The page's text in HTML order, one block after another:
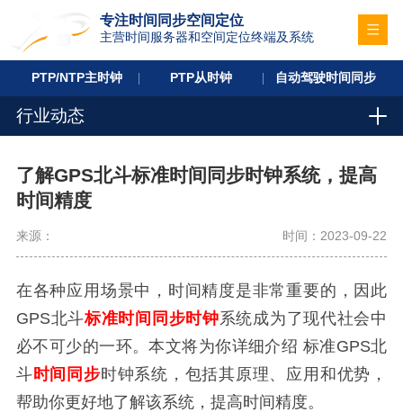
专注时间同步空间定位
主营时间服务器和空间定位终端及系统
PTP/NTP主时钟 PTP从时钟 自动驾驶时间同步
行业动态
了解GPS北斗标准时间同步时钟系统，提高
时间精度
来源： 时间：2023-09-22
在各种应用场景中，时间精度是非常重要的，因此
GPS北斗标准时间同步时钟系统成为了现代社会中
必不可少的一环。本文将为你详细介绍 标准GPS北
斗 时间同步时钟系统，包括其原理、应用和优势，
帮助你更好地了解该系统，提高时间精度。